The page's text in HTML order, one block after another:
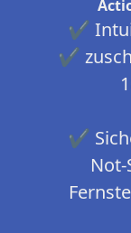
✔
✔
✔